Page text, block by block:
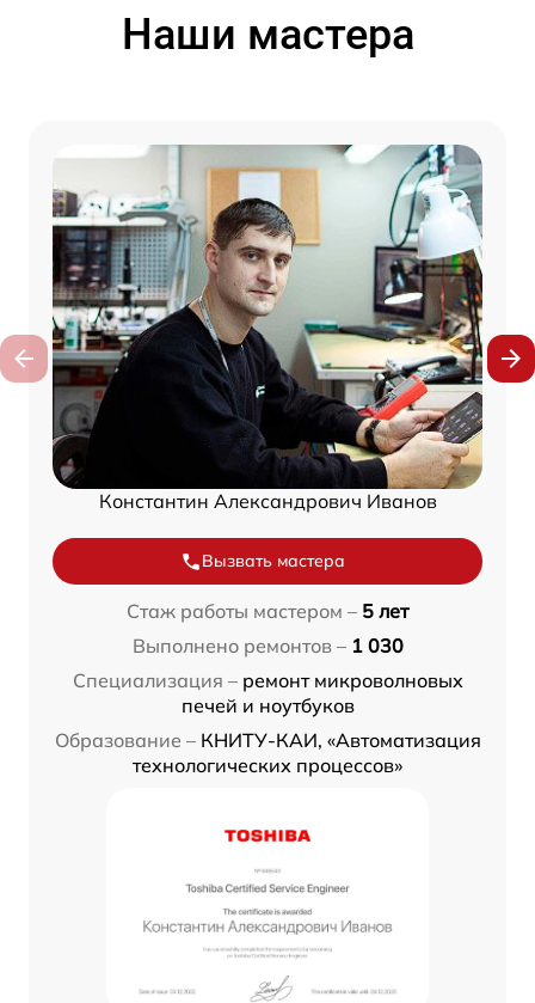
Наши мастера
Константин Александрович Иванов
Вызвать мастера
Стаж работы мастером – 5 лет
Выполнено ремонтов – 1 030
Специализация – ремонт микроволновых
печей и ноутбуков
Образование – КНИТУ-КАИ, «Автоматизация
технологических процессов»